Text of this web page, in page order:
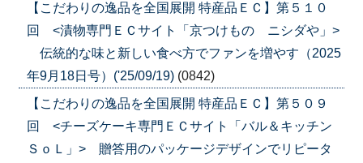
【こだわりの逸品を全国展開 特産品ＥＣ】第５１０
回 <漬物専門ＥＣサイト「京つけもの ニシダや」>
伝統的な味と新しい食べ方でファンを増やす（2025
年9月18日号）('25/09/19) (0842)
【こだわりの逸品を全国展開 特産品ＥＣ】第５０９
回 <チーズケーキ専門ＥＣサイト「バル＆キッチン
ＳｏＬ」> 贈答用のパッケージデザインでリピータ